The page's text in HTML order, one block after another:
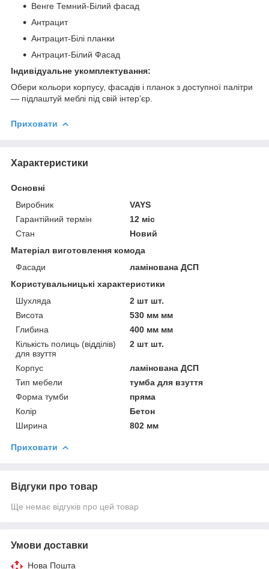
Венге Темний-Білий фасад
Антрацит
Антрацит-Білі планки
Антрацит-Білий Фасад
Індивідуальне укомплектування:
Обери кольори корпусу, фасадів і планок з доступної палітри
— підлаштуй меблі під свій інтер’єр.
Приховати
Характеристики
Основні
Виробник
VAYS
Гарантійний термін
12 міс
Стан
Новий
Матеріал виготовлення комода
Фасади
ламінована ДСП
Користувальницькі характеристики
Шухляда
2 шт шт.
Висота
530 мм мм
Глибина
400 мм мм
Кількість полиць (відділів)
для взуття
2 шт шт.
Корпус
ламінована ДСП
Тип мебели
тумба для взуття
Форма тумби
пряма
Колір
Бетон
Ширина
802 мм
Приховати
Відгуки про товар
Ще немає відгуків про цей товар
Умови доставки
Нова Пошта